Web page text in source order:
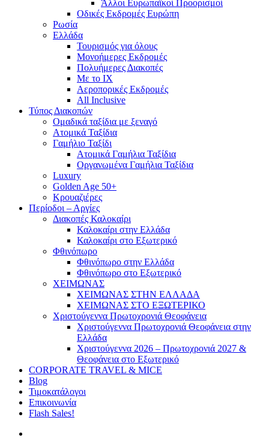
Άλλοι Ευρωπαϊκοί Προορισμοί
Οδικές Εκδρομές Ευρώπη
Ρωσία
Ελλάδα
Τουρισμός για όλους
Mονοήμερες Εκδρομές
Πολυήμερες Διακοπές
Με το ΙΧ
Αεροπορικές Εκδρομές
All Inclusive
Τύπος Διακοπών
Ομαδικά ταξίδια με ξεναγό
Ατομικά Ταξίδια
Γαμήλιο Ταξίδι
Ατομικά Γαμήλια Ταξίδια
Οργανωμένα Γαμήλια Ταξίδια
Luxury
Golden Age 50+
Κρουαζιέρες
Περίοδοι – Αργίες
Διακοπές Καλοκαίρι
Καλοκαίρι στην Ελλάδα
Καλοκαίρι στο Εξωτερικό
Φθινόπωρο
Φθινόπωρο στην Ελλάδα
Φθινόπωρο στο Εξωτερικό
ΧΕΙΜΩΝΑΣ
ΧΕΙΜΩΝΑΣ ΣΤΗΝ ΕΛΛΑΔΑ
ΧΕΙΜΩΝΑΣ ΣΤΟ ΕΞΩΤΕΡΙΚΟ
Χριστούγεννα Πρωτοχρονιά Θεοφάνεια
Χριστούγεννα Πρωτοχρονιά Θεοφάνεια στην
Ελλάδα
Χριστούγεννα 2026 – Πρωτοχρονιά 2027 &
Θεοφάνεια στο Εξωτερικό
CORPORATE TRAVEL & MICE
Blog
Τιμοκατάλογοι
Επικοινωνία
Flash Sales!